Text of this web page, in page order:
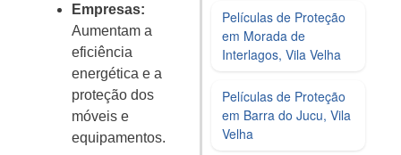
Empresas:
Aumentam a
eficiência
energética e a
proteção dos
móveis e
equipamentos.
Películas de Proteção
em Morada de
Interlagos, Vila Velha
Películas de Proteção
em Barra do Jucu, Vila
Velha